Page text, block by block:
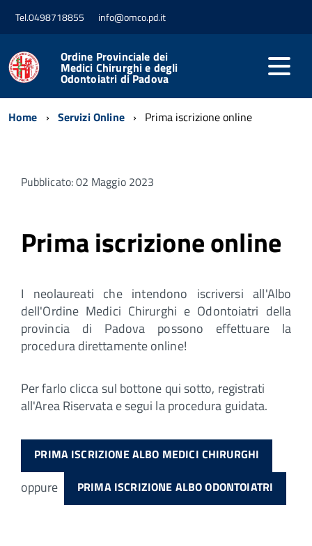
Tel.0498718855 info@omco.pd.it
Ordine Provinciale dei
Medici Chirurghi e degli
Odontoiatri di Padova
Home Servizi Online Prima iscrizione online
Pubblicato: 02 Maggio 2023
Prima iscrizione online
I neolaureati che intendono iscriversi all'Albo
dell'Ordine Medici Chirurghi e Odontoiatri della
provincia di Padova possono effettuare la
procedura direttamente online!
Per farlo clicca sul bottone qui sotto, registrati
all'Area Riservata e segui la procedura guidata.
PRIMA ISCRIZIONE ALBO MEDICI CHIRURGHI
oppure PRIMA ISCRIZIONE ALBO ODONTOIATRI